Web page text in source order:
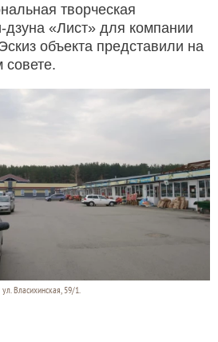
творческая
«Лист» для компании
объекта представили на
совете.
Власихинская, 59/1.